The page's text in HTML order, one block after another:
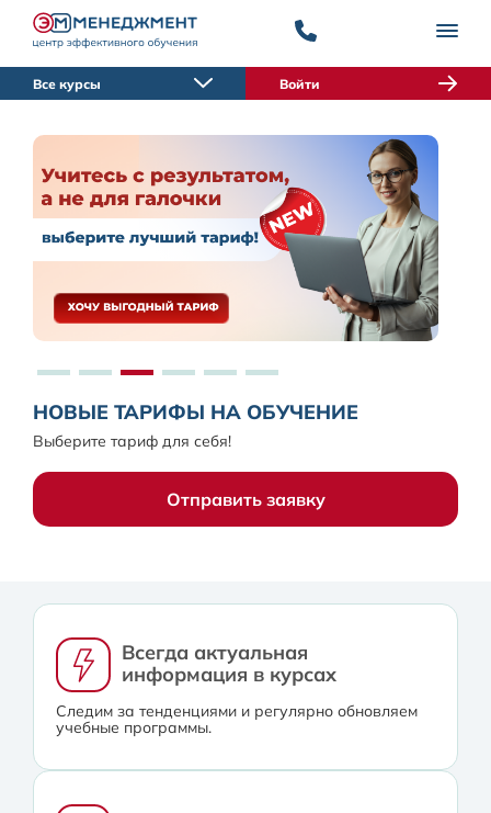
Все курсы Войти
НОВЫЕ ТАРИФЫ НА ОБУЧЕНИЕ
Выберите тариф для себя!
Отправить заявку
Всегда актуальная
информация в курсах
Следим за тенденциями и регулярно обновляем
учебные программы.